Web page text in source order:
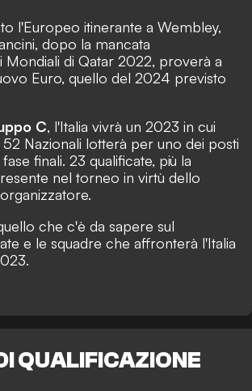
l'Europeo itinerante a Wembley,
dopo la mancata
Mondiali di Qatar 2022, proverà a
Euro, quello del 2024 previsto
C, l'Italia vivrà un 2023 in cui
Nazionali lotterà per uno dei posti
finali. 23 qualificate, più la
nel torneo in virtù dello
che c'è da sapere sul
e le squadre che affronterà l'Italia
QUALIFICAZIONE